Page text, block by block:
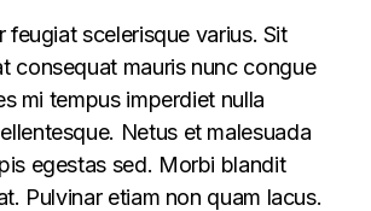
feugiat scelerisque varius. Sit
consequat mauris nunc congue
mi tempus imperdiet nulla
Netus et malesuada
egestas sed. Morbi blandit
Pulvinar etiam non quam lacus.